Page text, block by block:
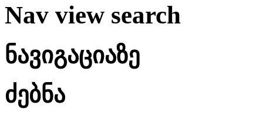
Nav view search
ნავიგაციაზე
ძებნა